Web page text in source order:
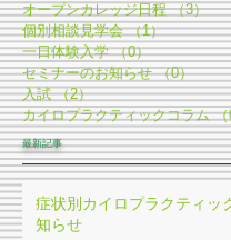
お知らせ （4）4件の記事
オープンカレッジ日程 （3）3
個別相談見学会 （1）1件の記事
一日体験入学 （0）0件の記事
セミナーのお知らせ （0）0件
入試 （2）2件の記事
カイロプラクティックコラム
最新記事